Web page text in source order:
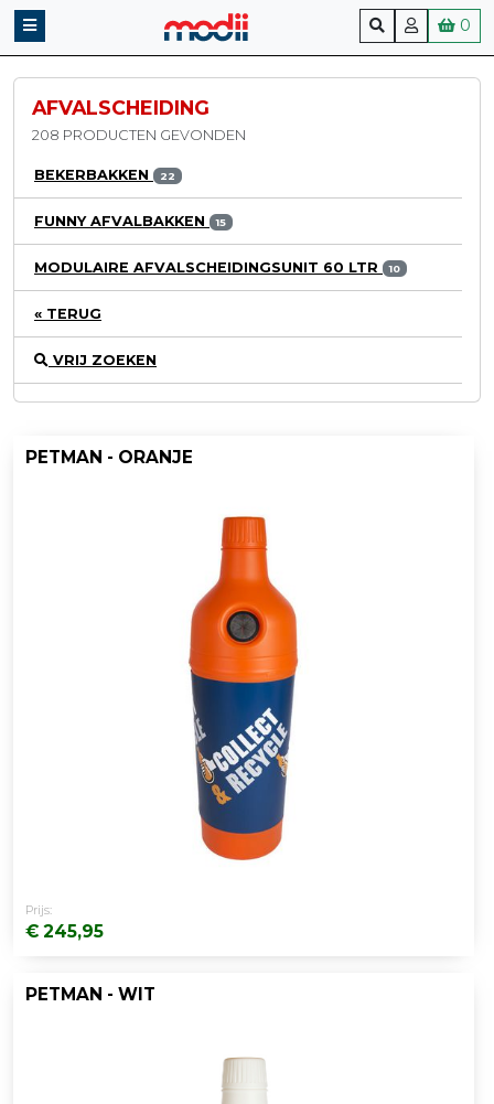
0
AFVALSCHEIDING
208 PRODUCTEN GEVONDEN
BEKERBAKKEN 22
FUNNY AFVALBAKKEN 15
MODULAIRE AFVALSCHEIDINGSUNIT 60 LTR 10
« TERUG
VRIJ ZOEKEN
PETMAN - ORANJE
Prijs:
€ 245,95
PETMAN - WIT